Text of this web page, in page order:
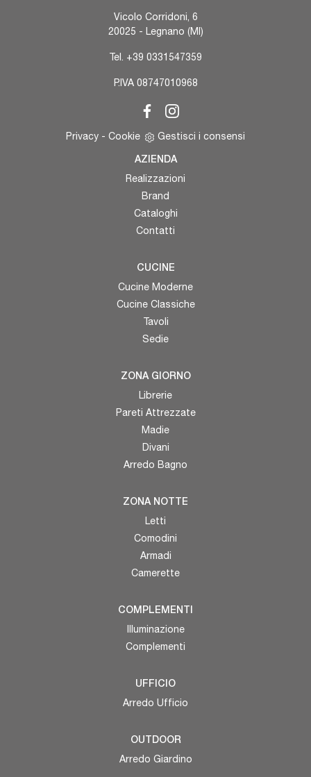
Vicolo Corridoni, 6
20025 - Legnano (MI)
Tel. +39 0331547359
P.IVA 08747010968
Privacy - Cookie Gestisci i consensi
AZIENDA
Realizzazioni
Brand
Cataloghi
Contatti
CUCINE
Cucine Moderne
Cucine Classiche
Tavoli
Sedie
ZONA GIORNO
Librerie
Pareti Attrezzate
Madie
Divani
Arredo Bagno
ZONA NOTTE
Letti
Comodini
Armadi
Camerette
COMPLEMENTI
Illuminazione
Complementi
UFFICIO
Arredo Ufficio
OUTDOOR
Arredo Giardino